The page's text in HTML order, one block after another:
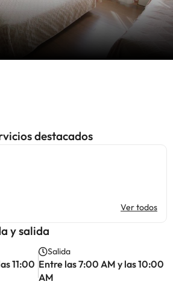
destacados
Ver todos
y salida
11:00
Salida
Entre las 7:00 AM y las 10:00
AM